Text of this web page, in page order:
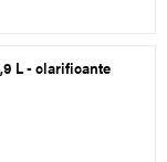
L - clarificante